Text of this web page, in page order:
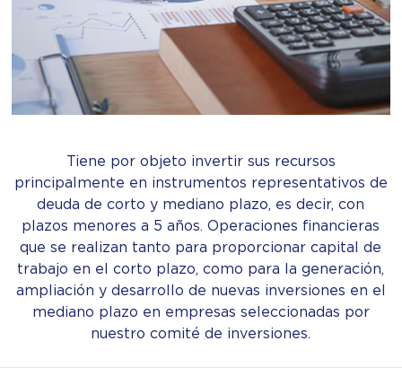
Tiene por objeto invertir sus recursos
principalmente en instrumentos representativos de
deuda de corto y mediano plazo, es decir, con
plazos menores a 5 años. Operaciones financieras
que se realizan tanto para proporcionar capital de
trabajo en el corto plazo, como para la generación,
ampliación y desarrollo de nuevas inversiones en el
mediano plazo en empresas seleccionadas por
nuestro comité de inversiones.